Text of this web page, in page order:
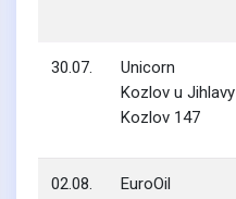
30.07.
Unicorn
Kozlov u Jihlavy
Kozlov 147
02.08.
EuroOil